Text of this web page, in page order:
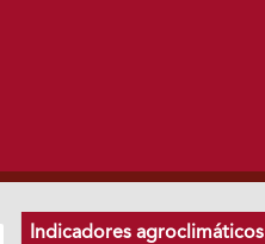
Indicadores agroclimáticos